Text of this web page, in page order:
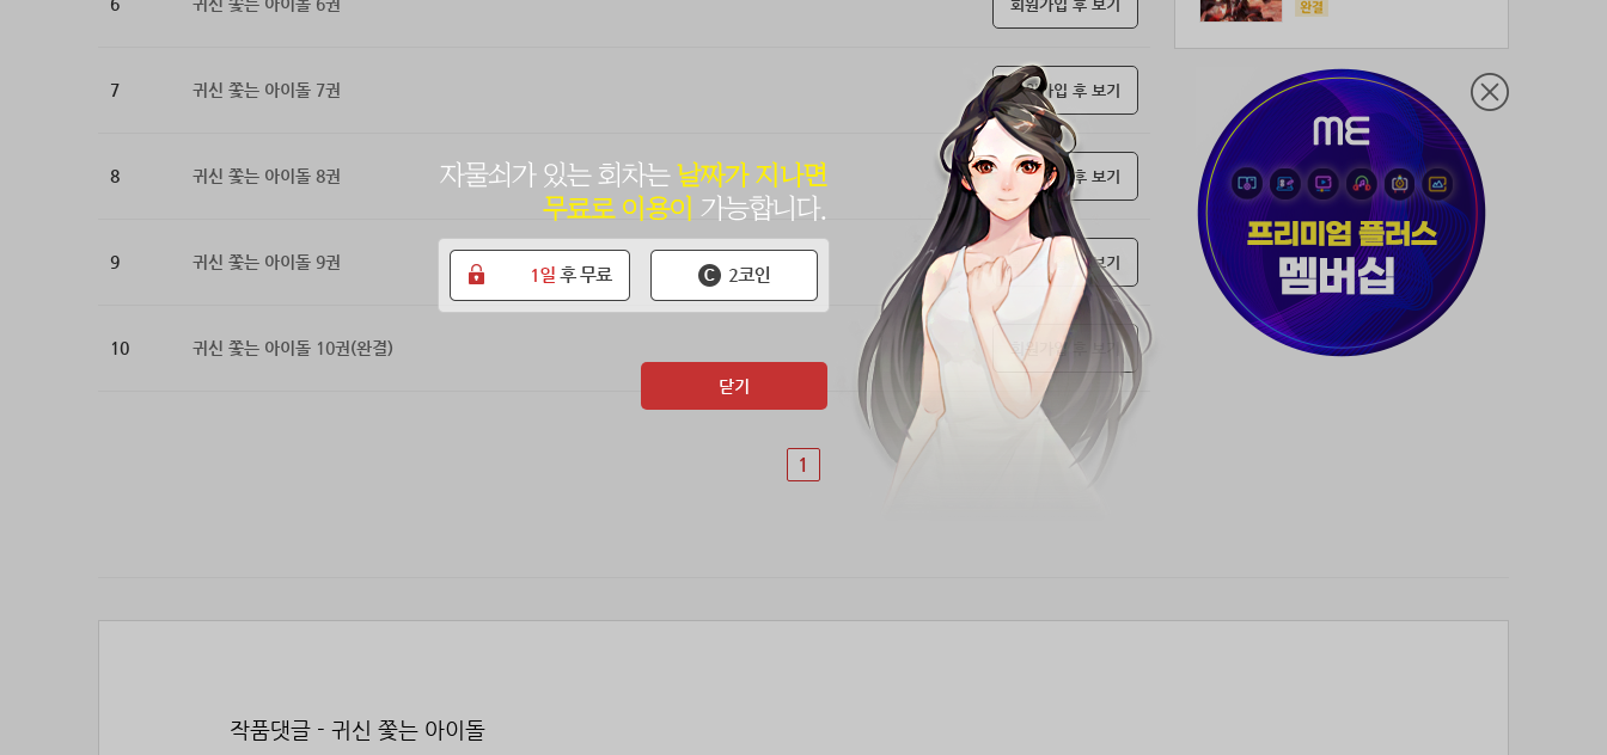
닫기
회원가입 후 보기
7 귀신 쫓는 아이돌 7권 회원가입 후 보기
8 귀신 쫓는 아이돌 8권 회원가입 후 보기
9 귀신 쫓는 아이돌 9권 회원가입 후 보기
10 귀신 쫓는 아이돌 10권(완결) 회원가입 후 보기
1
작품댓글 - 귀신 쫓는 아이돌